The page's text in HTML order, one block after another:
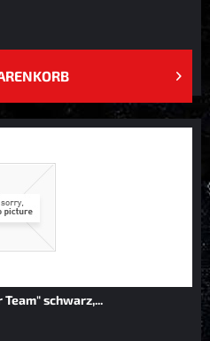
schwarz,...